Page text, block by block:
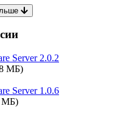
Server 2.0.2
МБ)
Server 1.0.6
МБ)